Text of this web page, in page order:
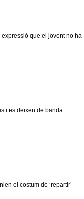
expressió que el jovent no ha
i es deixen de banda
el costum de ‘repartir’